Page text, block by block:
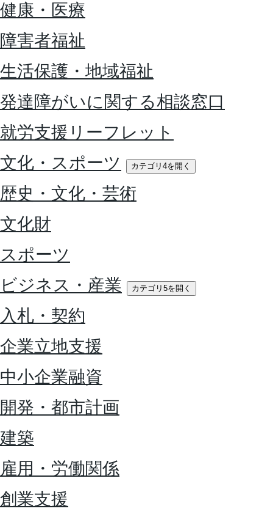
健康・医療
障害者福祉
生活保護・地域福祉
発達障がいに関する相談窓口
就労支援リーフレット
文化・スポーツ
カテゴリ4を開く
歴史・文化・芸術
文化財
スポーツ
ビジネス・産業
カテゴリ5を開く
入札・契約
企業立地支援
中小企業融資
開発・都市計画
建築
雇用・労働関係
創業支援